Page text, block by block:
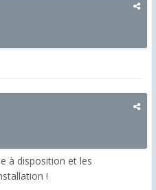
à disposition et les
!